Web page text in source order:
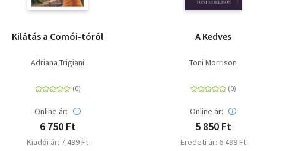
Kilátás a Comói-tóról
Adriana Trigiani
Online ár:
6 750 Ft
Kiadói ár: 7 499 Ft
A Kedves
Toni Morrison
Online ár:
5 850 Ft
Eredeti ár: 6 499 Ft